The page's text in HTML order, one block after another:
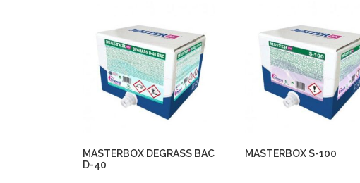
MASTERBOX DEGRASS BAC
D-40
MASTERBOX S-100